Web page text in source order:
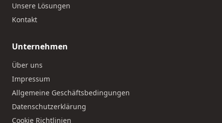
Unsere Lösungen
Kontakt
Unternehmen
Über uns
Impressum
Allgemeine Geschäftsbedingungen
Datenschutzerklärung
Cookie Richtlinien